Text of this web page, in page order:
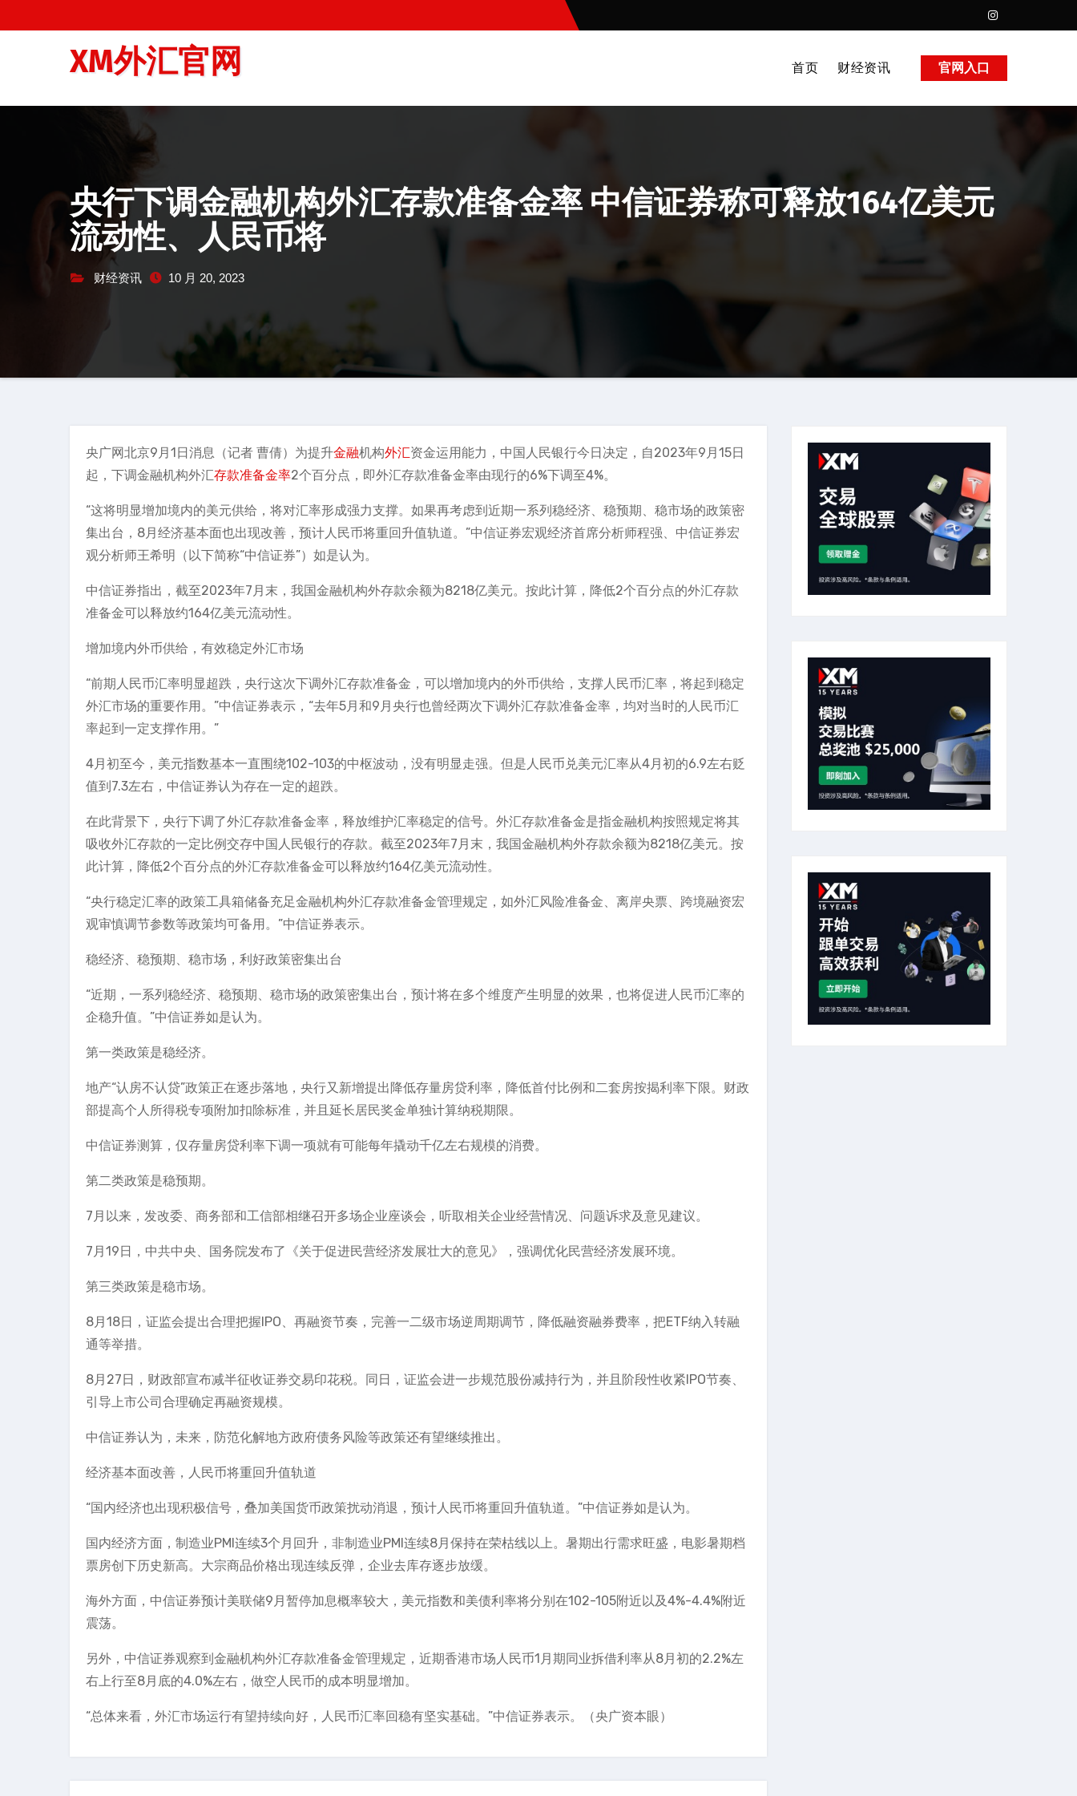
至
XM外汇官网 首页 财经资讯 官网入口
央行下调金融机构外汇存款准备金率 中信证券称可释放164亿美元
流动性、人民币将
财经资讯 10 月 20, 2023
央广网北京9月1日消息（记者 曹倩）为提升金融机构外汇资金运用能力，中国人民银行今日决定，自2023年9月15日
起，下调金融机构外汇存款准备金率2个百分点，即外汇存款准备金率由现行的6%下调至4%。
“这将明显增加境内的美元供给，将对汇率形成强力支撑。如果再考虑到近期一系列稳经济、稳预期、稳市场的政策密
集出台，8月经济基本面也出现改善，预计人民币将重回升值轨道。”中信证券宏观经济首席分析师程强、中信证券宏
观分析师王希明（以下简称“中信证券”）如是认为。
中信证券指出，截至2023年7月末，我国金融机构外存款余额为8218亿美元。按此计算，降低2个百分点的外汇存款
准备金可以释放约164亿美元流动性。
增加境内外币供给，有效稳定外汇市场
“前期人民币汇率明显超跌，央行这次下调外汇存款准备金，可以增加境内的外币供给，支撑人民币汇率，将起到稳定
外汇市场的重要作用。”中信证券表示，“去年5月和9月央行也曾经两次下调外汇存款准备金率，均对当时的人民币汇
率起到一定支撑作用。”
4月初至今，美元指数基本一直围绕102-103的中枢波动，没有明显走强。但是人民币兑美元汇率从4月初的6.9左右贬
值到7.3左右，中信证券认为存在一定的超跌。
在此背景下，央行下调了外汇存款准备金率，释放维护汇率稳定的信号。外汇存款准备金是指金融机构按照规定将其
吸收外汇存款的一定比例交存中国人民银行的存款。截至2023年7月末，我国金融机构外存款余额为8218亿美元。按
此计算，降低2个百分点的外汇存款准备金可以释放约164亿美元流动性。
“央行稳定汇率的政策工具箱储备充足金融机构外汇存款准备金管理规定，如外汇风险准备金、离岸央票、跨境融资宏
观审慎调节参数等政策均可备用。”中信证券表示。
稳经济、稳预期、稳市场，利好政策密集出台
“近期，一系列稳经济、稳预期、稳市场的政策密集出台，预计将在多个维度产生明显的效果，也将促进人民币汇率的
企稳升值。”中信证券如是认为。
第一类政策是稳经济。
地产“认房不认贷”政策正在逐步落地，央行又新增提出降低存量房贷利率，降低首付比例和二套房按揭利率下限。财政
部提高个人所得税专项附加扣除标准，并且延长居民奖金单独计算纳税期限。
中信证券测算，仅存量房贷利率下调一项就有可能每年撬动千亿左右规模的消费。
第二类政策是稳预期。
7月以来，发改委、商务部和工信部相继召开多场企业座谈会，听取相关企业经营情况、问题诉求及意见建议。
7月19日，中共中央、国务院发布了《关于促进民营经济发展壮大的意见》，强调优化民营经济发展环境。
第三类政策是稳市场。
8月18日，证监会提出合理把握IPO、再融资节奏，完善一二级市场逆周期调节，降低融资融券费率，把ETF纳入转融
通等举措。
8月27日，财政部宣布减半征收证券交易印花税。同日，证监会进一步规范股份减持行为，并且阶段性收紧IPO节奏、
引导上市公司合理确定再融资规模。
中信证券认为，未来，防范化解地方政府债务风险等政策还有望继续推出。
经济基本面改善，人民币将重回升值轨道
“国内经济也出现积极信号，叠加美国货币政策扰动消退，预计人民币将重回升值轨道。”中信证券如是认为。
国内经济方面，制造业PMI连续3个月回升，非制造业PMI连续8月保持在荣枯线以上。暑期出行需求旺盛，电影暑期档
票房创下历史新高。大宗商品价格出现连续反弹，企业去库存逐步放缓。
海外方面，中信证券预计美联储9月暂停加息概率较大，美元指数和美债利率将分别在102-105附近以及4%-4.4%附近
震荡。
另外，中信证券观察到金融机构外汇存款准备金管理规定，近期香港市场人民币1月期同业拆借利率从8月初的2.2%左
右上行至8月底的4.0%左右，做空人民币的成本明显增加。
“总体来看，外汇市场运行有望持续向好，人民币汇率回稳有坚实基础。”中信证券表示。（央广资本眼）